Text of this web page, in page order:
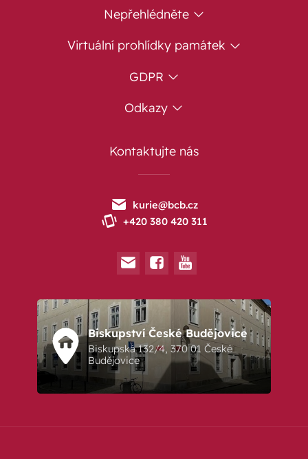
Nepřehlédněte
Virtuální prohlídky památek
GDPR
Odkazy
Kontaktujte nás
kurie@bcb.cz
+420 380 420 311
Biskupství České Budějovice
Biskupská 132/4, 370 01 České
Budějovice